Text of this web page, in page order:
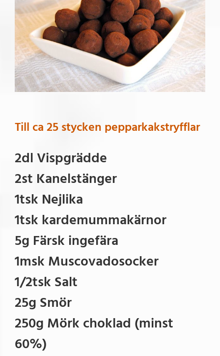
Till ca 25 stycken pepparkakstryfflar
2dl Vispgrädde
2st Kanelstänger
1tsk Nejlika
1tsk kardemummakärnor
5g Färsk ingefära
1msk Muscovadosocker
1/2tsk Salt
25g Smör
250g Mörk choklad (minst
60%)